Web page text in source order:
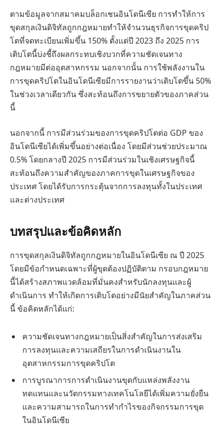
ตามข้อมูลจากสมาคมบล็อกเชนอินโดนีเซีย การทำให้การ
ขุดสกุลเงินดิจิทัลถูกกฎหมายทำให้จำนวนธุรกิจการขุดคริป
โตที่จดทะเบียนเพิ่มขึ้น 150% ตั้งแต่ปี 2023 ถึง 2025 การ
เติบโตนี้บ่งชี้ถึงผลกระทบเชิงบวกที่ความชัดเจนทาง
กฎหมายมีต่ออุตสาหกรรม นอกจากนั้น การใช้พลังงานใน
การขุดคริปโตในอินโดนีเซียมีการรายงานว่าเติบโตขึ้น 50%
ในช่วงเวลาเดียวกัน ซึ่งสะท้อนถึงการขยายตัวของภาคส่วน
นี้
นอกจากนี้ การมีส่วนร่วมของการขุดคริปโตต่อ GDP ของ
อินโดนีเซียได้เพิ่มขึ้นอย่างต่อเนื่อง โดยมีส่วนช่วยประมาณ
0.5% โดยกลางปี 2025 การมีส่วนร่วมในเชิงเศรษฐกิจนี้
สะท้อนถึงความสำคัญของภาคการขุดในเศรษฐกิจของ
ประเทศ โดยได้รับการกระตุ้นจากการลงทุนทั้งในประเทศ
และต่างประเทศ
บทสรุปและข้อคิดหลัก
การขุดสกุลเงินดิจิทัลถูกกฎหมายในอินโดนีเซีย ณ ปี 2025
โดยมีข้อกำหนดเฉพาะที่ผู้ขุดต้องปฏิบัติตาม กรอบกฎหมาย
นี้ได้สร้างสภาพแวดล้อมที่มั่นคงสำหรับนักลงทุนและผู้
ดำเนินการ ทำให้เกิดการเติบโตอย่างมีนัยสำคัญในภาคส่วน
นี้ ข้อคิดหลักได้แก่:
ความชัดเจนทางกฎหมายเป็นสิ่งสำคัญในการส่งเสริม
การลงทุนและความเสถียรในการดำเนินงานใน
อุตสาหกรรมการขุดคริปโต
การบูรณาการการดำเนินงานขุดกับแหล่งพลังงาน
ทดแทนและนวัตกรรมทางเทคโนโลยีได้เพิ่มความยั่งยืน
และความสามารถในการทำกำไรของกิจกรรมการขุด
ในอินโดนีเซีย